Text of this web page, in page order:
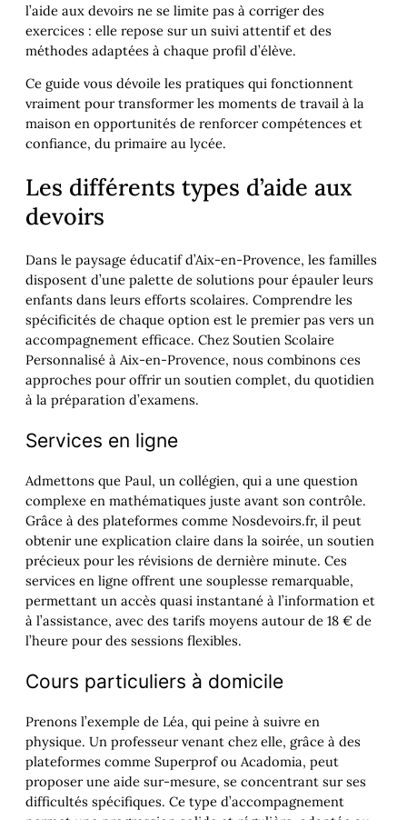
l’aide aux devoirs ne se limite pas à corriger des
exercices : elle repose sur un suivi attentif et des
méthodes adaptées à chaque profil d’élève.
Ce guide vous dévoile les pratiques qui fonctionnent
vraiment pour transformer les moments de travail à la
maison en opportunités de renforcer compétences et
confiance, du primaire au lycée.
Les différents types d’aide aux
devoirs
Dans le paysage éducatif d’Aix-en-Provence, les familles
disposent d’une palette de solutions pour épauler leurs
enfants dans leurs efforts scolaires. Comprendre les
spécificités de chaque option est le premier pas vers un
accompagnement efficace. Chez Soutien Scolaire
Personnalisé à Aix-en-Provence, nous combinons ces
approches pour offrir un soutien complet, du quotidien
à la préparation d’examens.
Services en ligne
Admettons que Paul, un collégien, qui a une question
complexe en mathématiques juste avant son contrôle.
Grâce à des plateformes comme Nosdevoirs.fr, il peut
obtenir une explication claire dans la soirée, un soutien
précieux pour les révisions de dernière minute. Ces
services en ligne offrent une souplesse remarquable,
permettant un accès quasi instantané à l’information et
à l’assistance, avec des tarifs moyens autour de 18 € de
l’heure pour des sessions flexibles.
Cours particuliers à domicile
Prenons l’exemple de Léa, qui peine à suivre en
physique. Un professeur venant chez elle, grâce à des
plateformes comme Superprof ou Acadomia, peut
proposer une aide sur-mesure, se concentrant sur ses
difficultés spécifiques. Ce type d’accompagnement